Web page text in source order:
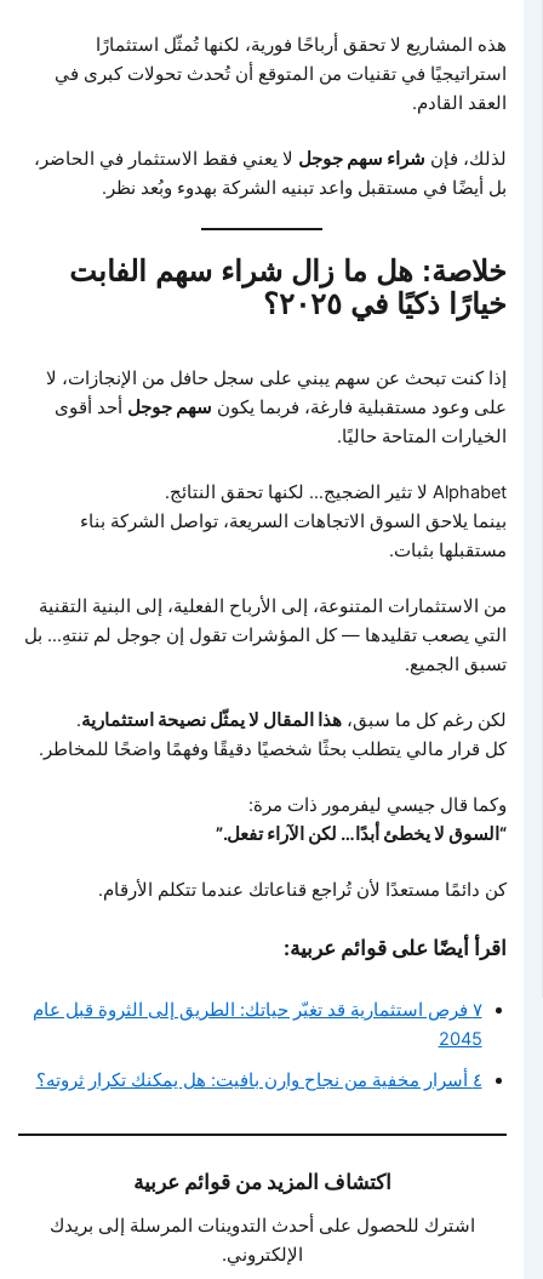
هذه المشاريع لا تحقق أرباحًا فورية، لكنها تُمثّل استثمارًا
استراتيجيًا في تقنيات من المتوقع أن تُحدث تحولات كبرى في
العقد القادم.
لذلك، فإنشراء سهم جوجللا يعني فقط الاستثمار في الحاضر،
بل أيضًا في مستقبل واعد تبنيه الشركة بهدوء وبُعد نظر.
خلاصة: هل ما زال شراء سهم الفابت
خيارًا ذكيًا في ٢٠٢٥؟
إذا كنت تبحث عن سهم يبني على سجل حافل من الإنجازات، لا
على وعود مستقبلية فارغة، فربما يكونسهم جوجلأحد أقوى
الخيارات المتاحة حاليًا.
Alphabet لا تثير الضجيج… لكنها تحقق النتائج.
بينما يلاحق السوق الاتجاهات السريعة، تواصل الشركة بناء
مستقبلها بثبات.
من الاستثمارات المتنوعة، إلى الأرباح الفعلية، إلى البنية التقنية
التي يصعب تقليدها — كل المؤشرات تقول إن جوجل لم تنتهِ… بل
تسبق الجميع.
لكن رغم كل ما سبق،هذا المقال لا يمثّل نصيحة استثمارية.
كل قرار مالي يتطلب بحثًا شخصيًا دقيقًا وفهمًا واضحًا للمخاطر.
وكما قال جيسي ليفرمور ذات مرة:
“السوق لا يخطئ أبدًا… لكن الآراء تفعل.”
كن دائمًا مستعدًا لأن تُراجع قناعاتك عندما تتكلم الأرقام.
اقرأ أيضًا على قوائم عربية:
٧ فرص استثمارية قد تغيّر حياتك: الطريق إلى الثروة قبل عام
2045
٤ أسرار مخفية من نجاح وارن بافيت: هل يمكنك تكرار ثروته؟
اكتشاف المزيد من قوائم عربية
اشترك للحصول على أحدث التدوينات المرسلة إلى بريدك
الإلكتروني.